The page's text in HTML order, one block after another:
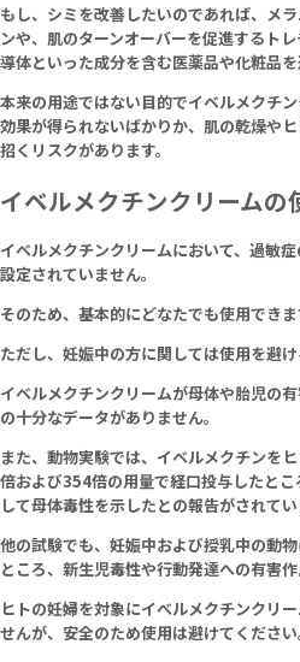
もし、シミを改善したいのであれば、メ
ンや、肌のターンオーバーを促進するト
導体といった成分を含む医薬品や化粧品を
本来の用途ではない目的でイベルメクチ
効果が得られないばかりか、肌の乾燥や
招くリスクがあります。
イベルメクチンクリームの
イベルメクチンクリームにおいて、過敏
設定されていません。
そのため、基本的にどなたでも使用できま
ただし、妊娠中の方に関しては使用を避け
イベルメクチンクリームが母体や胎児の
の十分なデータがありません。
また、動物実験では、イベルメクチンを
倍および354倍の用量で経口投与したと
して母体毒性を示したとの報告がされてい
他の試験でも、妊娠中および授乳中の動
ところ、新生児毒性や行動発達への有害作
ヒトの妊婦を対象にイベルメクチンクリ
せんが、安全のため使用は避けてください